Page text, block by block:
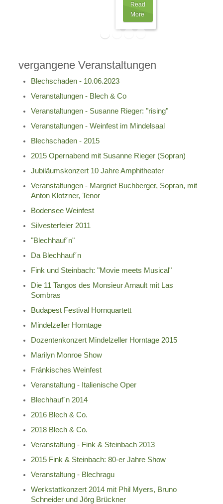
Read
More
vergangene Veranstaltungen
Blechschaden - 10.06.2023
Veranstaltungen - Blech & Co
Veranstaltungen - Susanne Rieger: "rising"
Veranstaltungen - Weinfest im Mindelsaal
Blechschaden - 2015
2015 Opernabend mit Susanne Rieger (Sopran)
Jubiläumskonzert 10 Jahre Amphitheater
Veranstaltungen - Margriet Buchberger, Sopran, mit
Anton Klotzner, Tenor
Bodensee Weinfest
Silvesterfeier 2011
"Blechhauf´n"
Da Blechhauf´n
Fink und Steinbach: "Movie meets Musical"
Die 11 Tangos des Monsieur Arnault mit Las
Sombras
Budapest Festival Hornquartett
Mindelzeller Horntage
Dozentenkonzert Mindelzeller Horntage 2015
Marilyn Monroe Show
Fränkisches Weinfest
Veranstaltung - Italienische Oper
Blechhauf´n 2014
2016 Blech & Co.
2018 Blech & Co.
Veranstaltung - Fink & Steinbach 2013
2015 Fink & Steinbach: 80-er Jahre Show
Veranstaltung - Blechragu
Werkstattkonzert 2014 mit Phil Myers, Bruno
Schneider und Jörg Brückner